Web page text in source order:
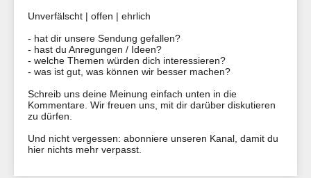
Unverfälscht | offen | ehrlich
- hat dir unsere Sendung gefallen?
​​​​​- hast du Anregungen / Ideen?
- welche Themen würden dich interessieren?
- was ist gut, was können wir besser machen?
Schreib uns deine Meinung einfach unten in die
Kommentare. Wir freuen uns, mit dir darüber diskutieren
zu dürfen.
Und nicht vergessen: abonniere unseren Kanal, damit du
hier nichts mehr verpasst.